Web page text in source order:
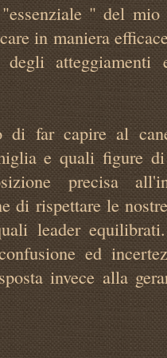
" del mio
in maniera
atteggiamenti
di far capire al
e quali figure
precisa
di rispettare le
leader
ed
invece alla